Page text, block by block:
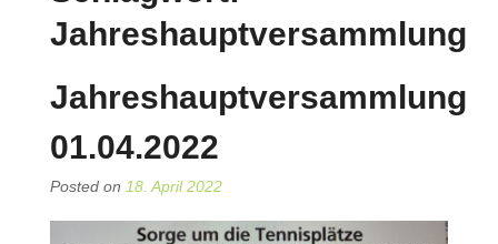
Jahreshauptversammlung
Jahreshauptversammlung
01.04.2022
Posted on 18. April 2022